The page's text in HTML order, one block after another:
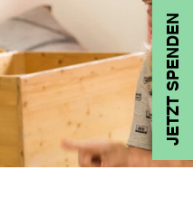
JETZT SPENDEN